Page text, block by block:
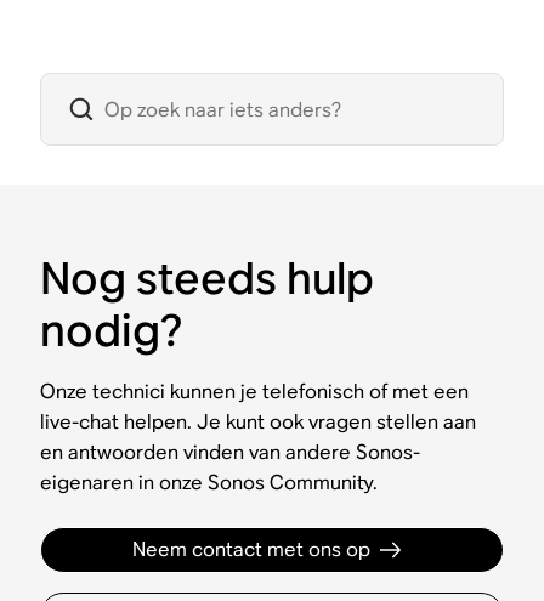
Nog steeds hulp
nodig?
Onze technici kunnen je telefonisch of met een
live-chat helpen. Je kunt ook vragen stellen aan
en antwoorden vinden van andere Sonos-
eigenaren in onze Sonos Community.
Neem contact met ons op